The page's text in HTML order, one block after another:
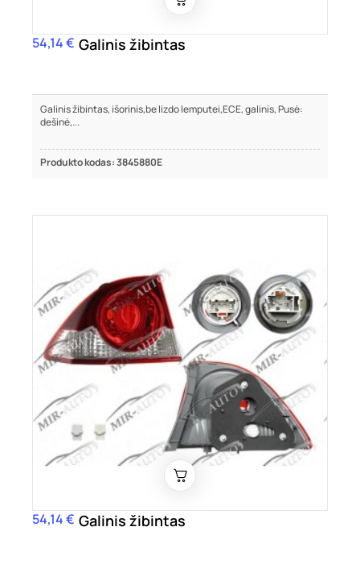
Kaina
54,14 € Galinis žibintas
Galinis žibintas, išorinis,be lizdo lemputei,ECE, galinis, Pusė:
dešinė,...
Produkto kodas: 3845880E
Kaina
54,14 € Galinis žibintas